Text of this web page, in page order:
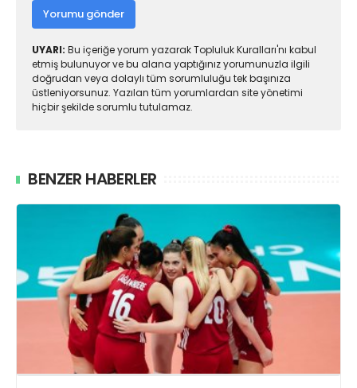
Yorumu gönder
UYARI: Bu içeriğe yorum yazarak Topluluk Kuralları'nı kabul
etmiş bulunuyor ve bu alana yaptığınız yorumunuzla ilgili
doğrudan veya dolaylı tüm sorumluluğu tek başınıza
üstleniyorsunuz. Yazılan tüm yorumlardan site yönetimi
hiçbir şekilde sorumlu tutulamaz.
BENZER HABERLER